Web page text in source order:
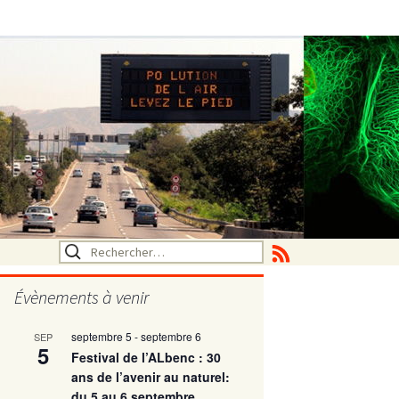
Rechercher :
Évènements à venir
SEP
5
septembre 5 -septembre 6
Festival de l’ALbenc : 30
ans de l’avenir au naturel: